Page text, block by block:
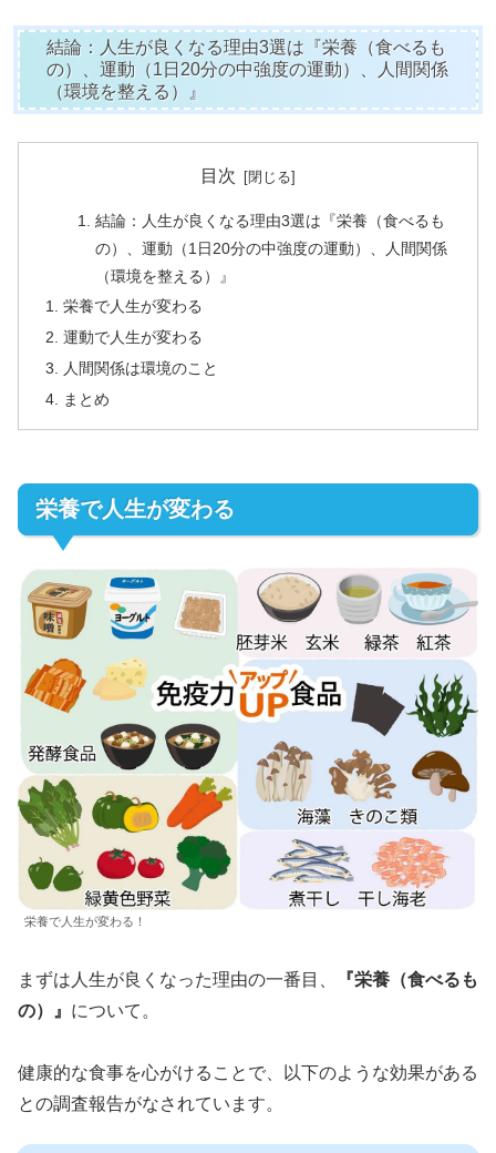
結論：人生が良くなる理由3選は『栄養（食べるも
の）、運動（1日20分の中強度の運動）、人間関係
（環境を整える）』
目次
結論：人生が良くなる理由3選は『栄養（食べるも
の）、運動（1日20分の中強度の運動）、人間関係
（環境を整える）』
栄養で人生が変わる
運動で人生が変わる
人間関係は環境のこと
まとめ
栄養で人生が変わる
栄養で人生が変わる！
まずは人生が良くなった理由の一番目、
『栄養（食べるも
の）』 について。
健康的な食事を心がけることで、以下のような効果がある
との調査報告がなされています。